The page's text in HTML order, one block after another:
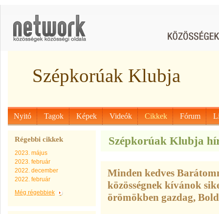
Szépkorúak Klubja
Nyitó Tagok Képek Videók Cikkek Fórum
Régebbi cikkek
2023. május
2023. február
2022. december
2022. február
Még régebbiek
Szépkorúak Klubja
Minden kedves
közösségnek kívánok
örömökben gazdag,